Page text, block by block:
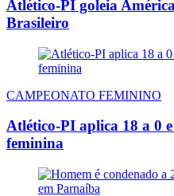
Atlético-PI goleia
Brasileiro
CAMPEONATO FEMININO
Atlético-PI aplica 18 a 0
feminina